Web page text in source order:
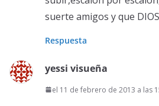
suerte amigos y que
Respuesta
yessi visueña
el 11 de febrero de 2013 a las